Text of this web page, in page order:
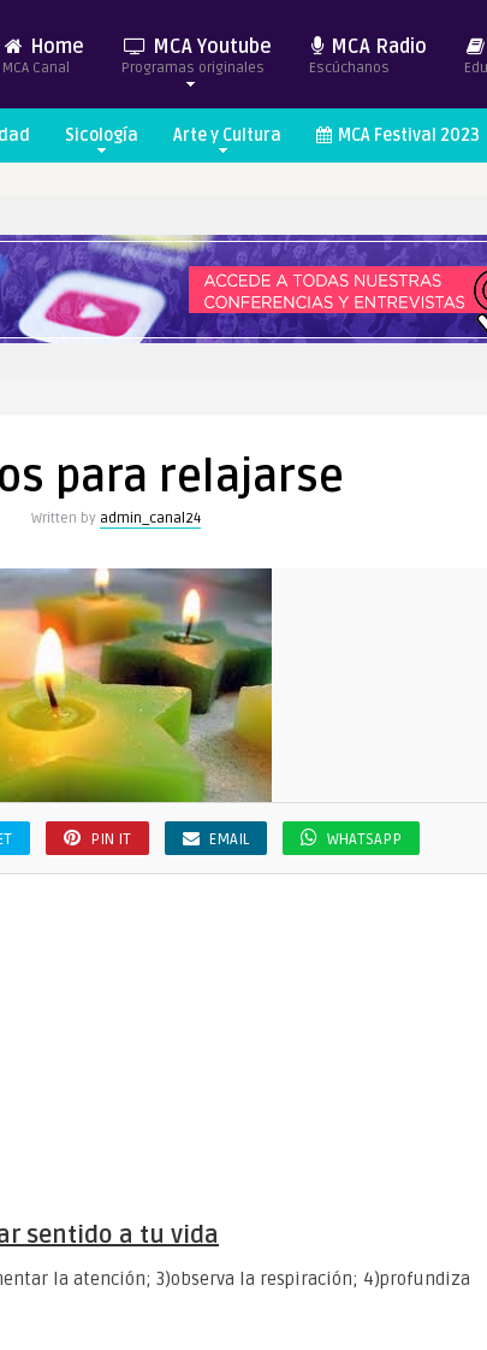
Home
MCA Canal
MCA Youtube
Programas originales
MCA Radio
Escúchanos
Sicología Arte y Cultura MCA Festival 2023
para relajarse
Written by admin_canal24
PIN IT EMAIL WHATSAPP
sentido a tu vida
la atención; 3)observa la respiración; 4)profundiza